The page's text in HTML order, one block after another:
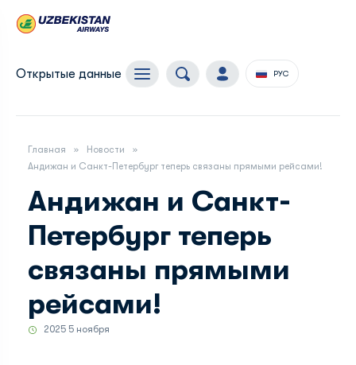
Открытые данные РУС
Главная
Новости
Андижан и Санкт-Петербург теперь связаны прямыми рейсами!
Андижан и Санкт-
Петербург теперь
связаны прямыми
рейсами!
2025 5 ноября